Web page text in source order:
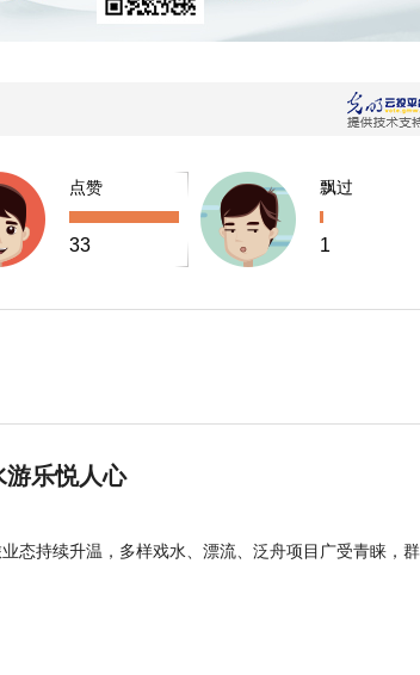
点赞
33
飘过
1
乐悦人心
态持续升温，多样戏水、漂流、泛舟项目广受青睐，